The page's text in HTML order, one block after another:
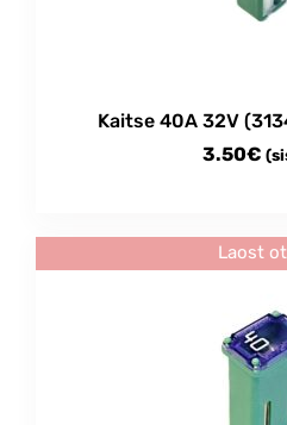
Kaitse 40A 32V
3.50€
Laost